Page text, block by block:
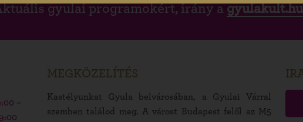
gyulai programokért, irány a gyulakult.hu
–
MEGKÖZELÍTÉS
Kastélyunkat Gyula belvárosában, a Gyulai Várral
szemben találod meg. A várost Budapest felől az M5